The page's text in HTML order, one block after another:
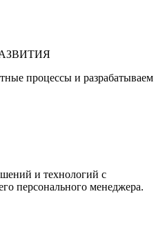
процессы и разрабатываем
и технологий с
персонального менеджера.